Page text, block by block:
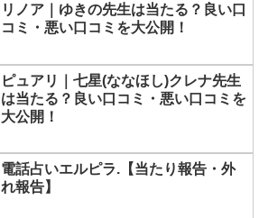
リノア｜ゆきの先生は当たる？良い口
コミ・悪い口コミを大公開！
ピュアリ｜七星(ななほし)クレナ先生
は当たる？良い口コミ・悪い口コミを
大公開！
電話占いエルピラ.【当たり報告・外
れ報告】